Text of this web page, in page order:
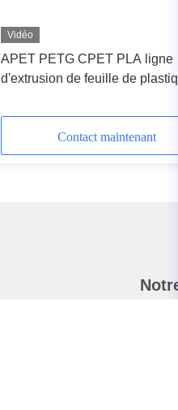
Vidéo
APET PETG CPET PLA ligne
d'extrusion de feuille de
SIEMENS
Contact maintenant